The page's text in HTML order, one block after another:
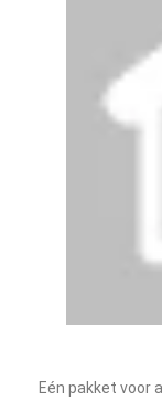
Eén pakket voor